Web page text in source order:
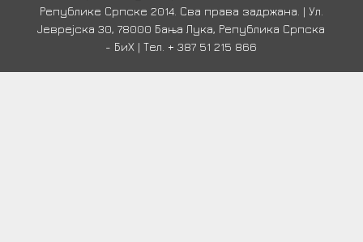
Републике Српске 2014. Сва права задржана. | Ул.
Јеврејска 30, 78000 Бања Лука, Република Српска
- БиХ | Тел. + 387 51 215 866